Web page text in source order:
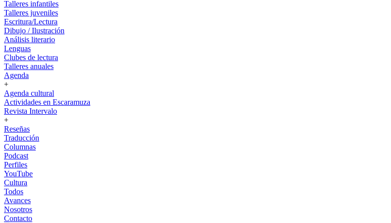
Talleres infantiles
Talleres juveniles
Escritura/Lectura
Dibujo / Ilustración
Análisis literario
Lenguas
Clubes de lectura
Talleres anuales
Agenda
+
Agenda cultural
Actividades en Escaramuza
Revista Intervalo
+
Reseñas
Traducción
Columnas
Podcast
Perfiles
YouTube
Cultura
Todos
Avances
Nosotros
Contacto